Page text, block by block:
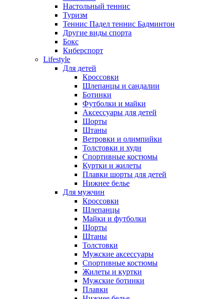
Настольный теннис
Туризм
Теннис Падел теннис Бадминтон
Другие виды спорта
Бокс
Киберспорт
Lifestyle
Для детей
Кроссовки
Шлепанцы и сандалии
Ботинки
Футболки и майки
Аксессуары для детей
Шорты
Штаны
Ветровки и олимпийки
Толстовки и худи
Спортивные костюмы
Куртки и жилеты
Плавки шорты для детей
Нижнее белье
Для мужчин
Кроссовки
Шлепанцы
Майки и футболки
Шорты
Штаны
Толстовки
Мужские аксессуары
Спортивные костюмы
Жилеты и куртки
Мужские ботинки
Плавки